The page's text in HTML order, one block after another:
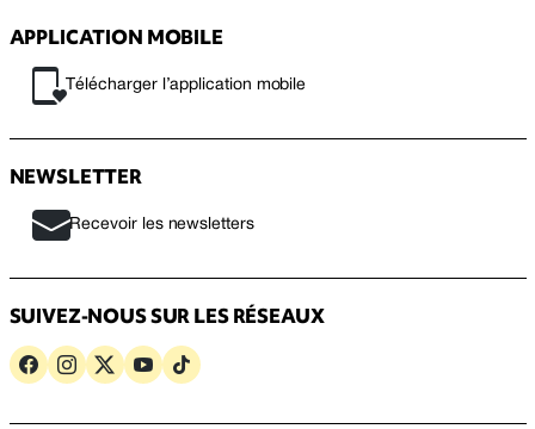
APPLICATION MOBILE
Télécharger l’application mobile
NEWSLETTER
Recevoir les newsletters
SUIVEZ-NOUS SUR LES RÉSEAUX